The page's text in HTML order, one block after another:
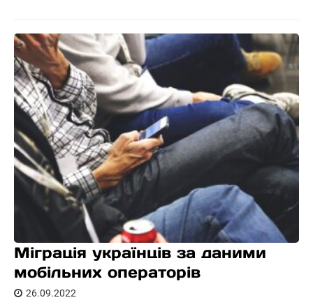
Міграція українців за даними
мобільних операторів
26.09.2022